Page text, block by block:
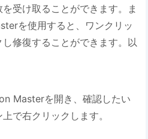
受け取ることができます。ま
を使用すると、ワンクリッ
修復することができます。以
Masterを開き、確認したい
で右クリックします。